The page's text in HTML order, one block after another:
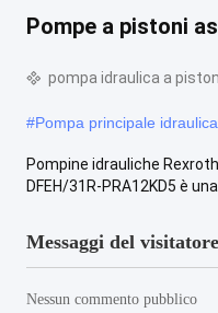
Pompe a pistoni
pompa idraulica a
#Pompa principale idraulica
Pompine idrauliche
DFEH/31R-PRA12KD5 è
Messaggi del visitatore
Nessun commento pubblico